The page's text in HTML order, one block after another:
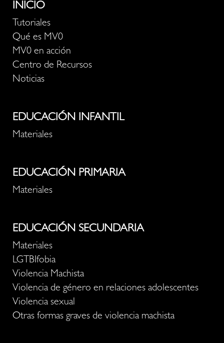
INICIO
Tutoriales
Qué es MV0
MV0 en acción
Centro de Recursos
Noticias
EDUCACIÓN INFANTIL
Materiales
EDUCACIÓN PRIMARIA
Materiales
EDUCACIÓN SECUNDARIA
Materiales
LGTBIfobia
Violencia Machista
Violencia de género en relaciones adolescentes
Violencia sexual
Otras formas graves de violencia machista